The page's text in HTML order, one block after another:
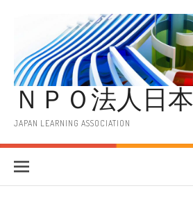
ＮＰＯ法人日
JAPAN LEARNING ASSOCIATION